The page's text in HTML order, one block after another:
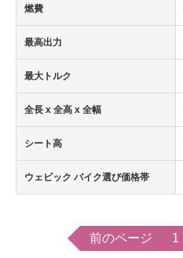
電子設計の基本と応用
エネルギーの専門メディア
建設×テクノロジーの最前線
ちょっと気になるネットの話題
燃費
最高出力
最大トルク
全長 x 全高 x 全幅
シート高
ウェビック バイク選び価格帯
前のページ 1